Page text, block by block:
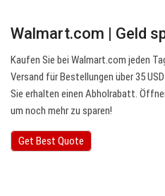
Walmart.com | Geld
Kaufen Sie bei Walmart.com jeden
Versand für Bestellungen über 35
Sie erhalten einen Abholrabatt.
um noch mehr zu sparen!
Get Best Quote